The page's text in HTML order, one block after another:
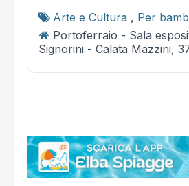
Arte e Cultura , Per
Portoferraio - Sala
Signorini - Calata Mazzini,